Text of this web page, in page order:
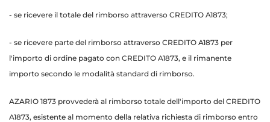
- se ricevere il totale del rimborso attraverso CREDITO A1873;
- se ricevere parte del rimborso attraverso CREDITO A1873 per
l'importo di ordine pagato con CREDITO A1873, e il rimanente
importo secondo le modalità standard di rimborso.
AZARIO 1873 provvederà al rimborso totale dell'importo del CREDITO
A1873, esistente al momento della relativa richiesta di rimborso entro